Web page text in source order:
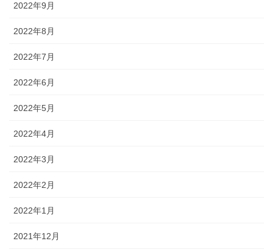
2022年9月
2022年8月
2022年7月
2022年6月
2022年5月
2022年4月
2022年3月
2022年2月
2022年1月
2021年12月